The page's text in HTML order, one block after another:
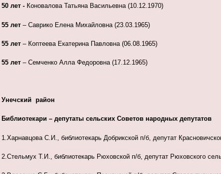
50 лет - Коновалова Татьяна Васильевна (10.12.1970)
55 лет – Саврико Елена Михайловна (23.03.1965)
55 лет – Коптеева Екатерина Павловна (06.08.1965)
55 лет – Семченко Алла Федоровна (17.12.1965)
Унечский район
Библиотекари – депутаты сельских Советов народных депутатов
1.Харнавцова С.И., библиотекарь Добрикской п/б, депутат
2.Стельмух Т.И., библиотекарь Рюховской п/б, депутат Рюховского